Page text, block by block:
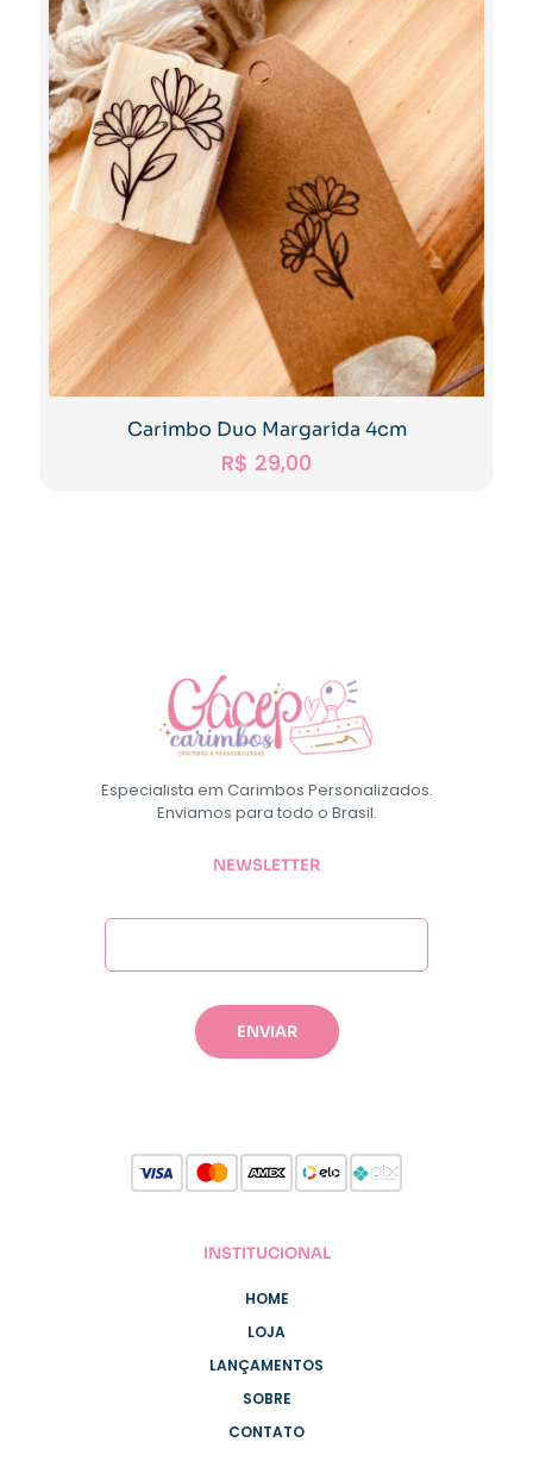
Carimbo Duo Margarida 4cm
R$ 29,00
Especialista em Carimbos Personalizados.
Enviamos para todo o Brasil.
NEWSLETTER
INSTITUCIONAL
HOME
LOJA
LANÇAMENTOS
SOBRE
CONTATO